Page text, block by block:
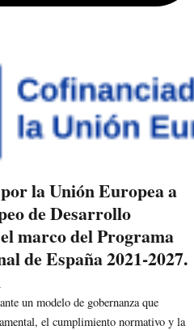
la Unión Europea a
de Desarrollo
marco del Programa
de España 2021-2027.
un modelo de gobernanza que
el cumplimiento normativo y la